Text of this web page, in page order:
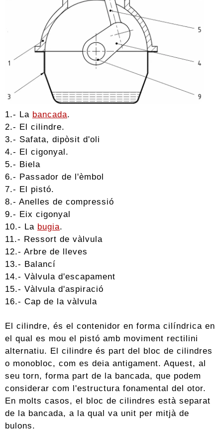
1.- La bancada.
2.- El cilindre.
3.- Safata, dipòsit d'oli
4.- El cigonyal.
5.- Biela
6.- Passador de l'èmbol
7.- El pistó.
8.- Anelles de compressió
9.- Eix cigonyal
10.- La bugia.
11.- Ressort de vàlvula
12.- Arbre de lleves
13.- Balancí
14.- Vàlvula d'escapament
15.- Vàlvula d'aspiració
16.- Cap de la vàlvula
El cilindre, és el contenidor en forma cilíndrica en
el qual es mou el pistó amb moviment rectilini
alternatiu. El cilindre és part del bloc de cilindres
o monobloc, com es deia antigament. Aquest, al
seu torn, forma part de la bancada, que podem
considerar com l'estructura fonamental del otor.
En molts casos, el bloc de cilindres està separat
de la bancada, a la qual va unit per mitjà de
bulons.